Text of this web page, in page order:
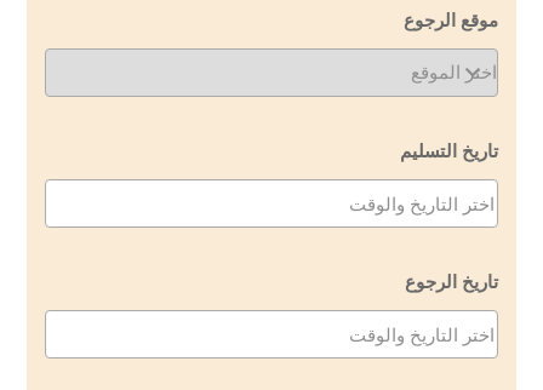
موقع الرجوع
تاريخ التسليم
تاريخ الرجوع